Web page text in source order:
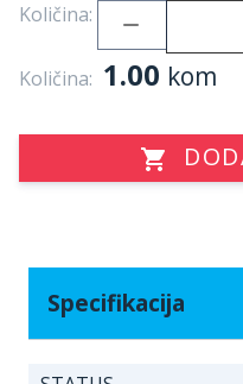
Količina:
Količina: 1.00 kom
Specifikacija